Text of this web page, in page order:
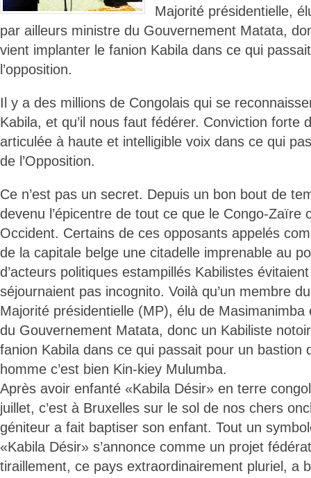
Majorité présidentielle,
par ailleurs ministre du Gouvernement Matata,
vient implanter le fanion Kabila dans ce qui
l’opposition.
Il y a des millions de Congolais qui se
Kabila, et qu’il nous faut fédérer. Conviction forte
articulée à haute et intelligible voix dans ce qui
de l’Opposition.
Ce n’est pas un secret. Depuis un bon bout de
devenu l’épicentre de tout ce que le Congo-Zaïre
Occident. Certains de ces opposants appelés
de la capitale belge une citadelle imprenable au
d’acteurs politiques estampillés Kabilistes
séjournaient pas incognito. Voilà qu’un membre
Majorité présidentielle (MP), élu de
du Gouvernement Matata, donc un Kabiliste
fanion Kabila dans ce qui passait pour un bastion
homme c’est bien Kin-kiey Mulumba.
Après avoir enfanté «Kabila Désir» en terre
juillet, c’est à Bruxelles sur le sol de nos chers
géniteur a fait baptiser son enfant. Tout un
«Kabila Désir» s’annonce comme un projet
tiraillement, ce pays extraordinairement pluriel, a